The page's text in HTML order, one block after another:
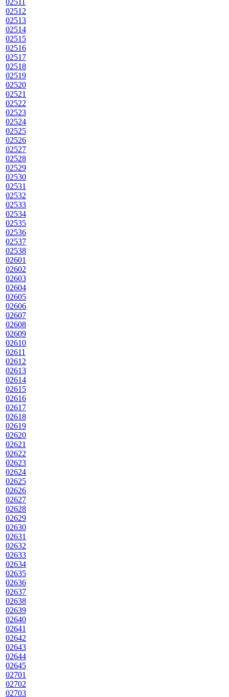
02511
02512
02513
02514
02515
02516
02517
02518
02519
02520
02521
02522
02523
02524
02525
02526
02527
02528
02529
02530
02531
02532
02533
02534
02535
02536
02537
02538
02601
02602
02603
02604
02605
02606
02607
02608
02609
02610
02611
02612
02613
02614
02615
02616
02617
02618
02619
02620
02621
02622
02623
02624
02625
02626
02627
02628
02629
02630
02631
02632
02633
02634
02635
02636
02637
02638
02639
02640
02641
02642
02643
02644
02645
02701
02702
02703